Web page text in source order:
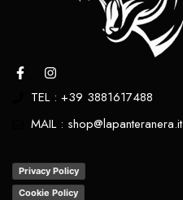
TEL : +39 3881617488
MAIL : shop@lapanteranera.it
Privacy Policy
Cookie Policy